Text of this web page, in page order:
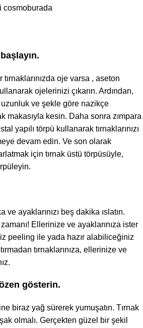
cosmoburada
oje varsa , aseton
ojelerinizi çıkarın. Ardından,
uzunluk ve şekle göre nazikçe
makasıyla kesin. Daha sonra zımpara
yapılı törpü kullanarak tırnaklarınızı
devam edin. Ve son olarak
için tırnak üstü törpüsüyle,
ayaklarınızı beş dakika ıslatın.
Ellerinize ve ayaklarınıza ister
peeling ile yada hazır alabiliceğiniz
tırnaklarınıza, ellerinize ve
gösterin.
biraz yağ sürerek yumuşatın. Tırnak
olmalı. Gerçekten güzel bir şekil